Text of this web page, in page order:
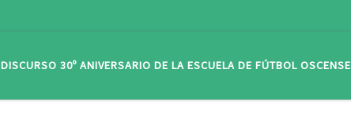
DISCURSO 30º ANIVERSARIO DE LA ESCUELA DE FÚTBOL OSCENSE